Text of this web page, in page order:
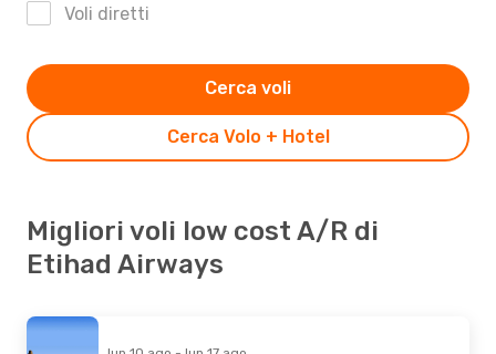
Voli diretti
Cerca Volo + Hotel
Cerca voli
Migliori voli low cost A/R di
Etihad Airways